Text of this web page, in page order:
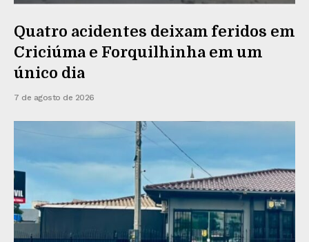
Quatro acidentes deixam feridos em
Criciúma e Forquilhinha em um
único dia
7 de agosto de 2026